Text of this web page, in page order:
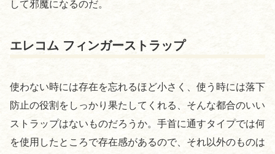
して邪魔になるのだ。
エレコム フィンガーストラップ
使わない時には存在を忘れるほど小さく、使う時には落下
防止の役割をしっかり果たしてくれる、そんな都合のいい
ストラップはないものだろうか。手首に通すタイプでは何
を使用したところで存在感があるので、それ以外のものは